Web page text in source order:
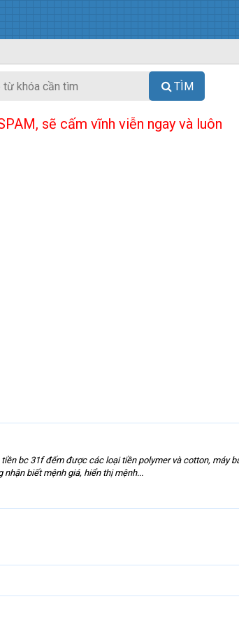
TÌM
sẽ cấm vĩnh viễn ngay và luôn
tiền bc 31f đếm được các loại tiền polymer và cotton, máy
biết mệnh giá, hiển thị mệnh...